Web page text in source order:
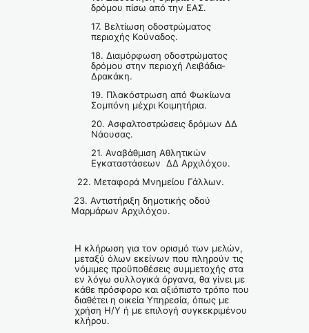
δρόμου πίσω από την ΕΑΣ.
17. Βελτίωση οδοστρώματος
περιοχής Κούναδος.
18. Διαμόρφωση οδοστρώματος
δρόμου στην περιοχή Λειβάδια-
Δρακάκη.
19. Πλακόστρωση από Φωκίωνα
Σομπόνη μέχρι Κοιμητήρια.
20. Ασφαλτοστρώσεις δρόμων ΔΔ
Νάουσας.
21. Αναβάθμιση Αθλητικών
Εγκαταστάσεων ΔΔ Αρχιλόχου.
22. Μεταφορά Μνημείου Γάλλων.
23. Αντιστήριξη δημοτικής οδού
Μαρμάρων Αρχιλόχου.
Η κλήρωση για τον ορισμό των μελών,
μεταξύ όλων εκείνων που πληρούν τις
νόμιμες προϋποθέσεις συμμετοχής στα
εν λόγω συλλογικά όργανα, θα γίνει με
κάθε πρόσφορο και αξιόπιστο τρόπο που
διαθέτει η οικεία Υπηρεσία, όπως με
χρήση Η/Υ ή με επιλογή συγκεκριμένου
κλήρου.